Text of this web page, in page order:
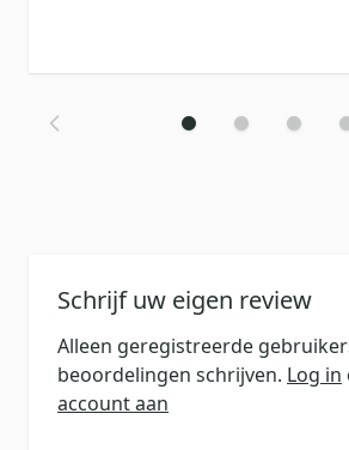
Schrijf uw eigen review
Alleen geregistreerde
beoordelingen schrijven. Log in
account aan